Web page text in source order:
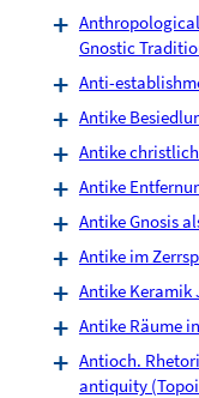
Gnostic
Anti-
Antike
Antike
Antike
Antike Gnosis
Antike im
Antike Keramik
Antike Räume
Antioch.
antiquity (Topoi